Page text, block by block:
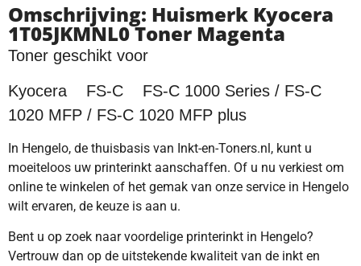
Omschrijving: Huismerk Kyocera
1T05JKMNL0 Toner Magenta
Toner geschikt voor
Kyocera FS-C FS-C 1000 Series / FS-C
1020 MFP / FS-C 1020 MFP plus
In Hengelo, de thuisbasis van Inkt-en-Toners.nl, kunt u
moeiteloos uw printerinkt aanschaffen. Of u nu verkiest om
online te winkelen of het gemak van onze service in Hengelo
wilt ervaren, de keuze is aan u.
Bent u op zoek naar voordelige printerinkt in Hengelo?
Vertrouw dan op de uitstekende kwaliteit van de inkt en